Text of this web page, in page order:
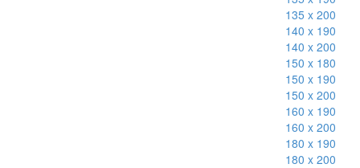
135 x 200
140 x 190
140 x 200
150 x 180
150 x 190
150 x 200
160 x 190
160 x 200
180 x 190
180 x 200